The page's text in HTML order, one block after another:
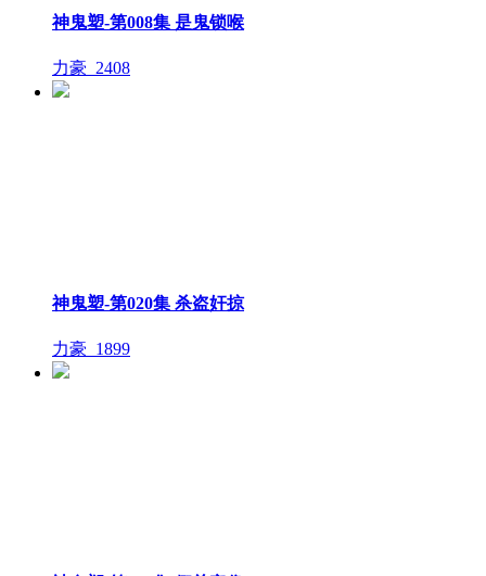
神鬼塑-第008集 是鬼锁喉
力豪_ 2408
神鬼塑-第020集 杀盗奸掠
力豪_ 1899